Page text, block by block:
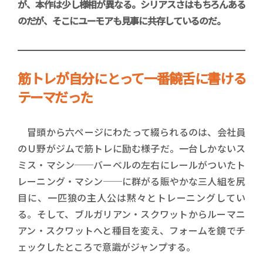
が、本作は少し様相が異なる。シリアスさはもちろんある
のだが、そこにユーモアも見事に共存しているのだ。
筋トレが自分にとって一番饒舌に書ける
テーマだった
冒頭から六ページにわたって綴られるのは、会社員
のＵ野がジムで筋トレに励む様子だ。一台しかないス
ミス・マシン──バーベルの左右にレールがついたト
レーニング・マシン──に群がる賑やかな三人組を尻
目に、一匹狼の主人公は黙々とトレーニングしてい
る。そして、ブルガリアン・スクワットからルーマニ
アン・スクワットへと種目を変え、フォームを鏡でチ
ェックしたところで意識がジャンプする。